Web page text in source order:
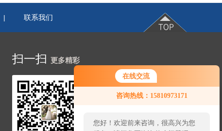
在线交流
咨询热线：15810973171
您好！欢迎前来咨询，很高兴为您
| 联系我们
扫一扫 更多精彩